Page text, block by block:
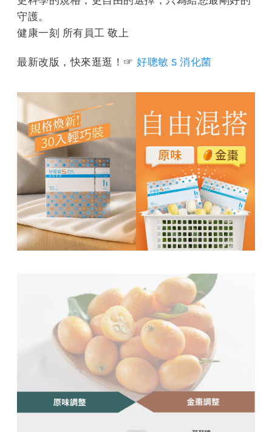
守護。
健康一刻 所有員工 敬上
最新改版，快來逛逛！☞ 好聰敏 S 消化菌